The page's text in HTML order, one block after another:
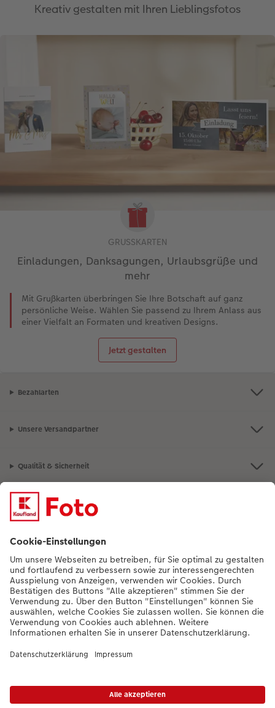
Kreativ gestalten mit Ihren Lieblingsfotos
GRUSSKARTEN
Einladungen, Danksagungen, Urlaubsgrüße und
mehr
Mit Grußkarten überbringen Sie Ihre Botschaft auf ganz
persönliche Weise. Wählen Sie passend zu Ihrem Anlass aus
einer Vielfalt an Formaten und kreativen Designs.
Jetzt gestalten
Bezahlarten
Unsere Versandpartner
Qualität & Sicherheit
Nachhaltigkeit bei CEWE
Mein Fotoservice
Informationen
Sortiment
Inspirationen
Bei Fragen zu Produkten oder der Bestellung können Sie uns gern anrufen:
Mo. bis Sa.: 8:00 – 20:00 Uhr und So.: 10:00 – 18:00 Uhr